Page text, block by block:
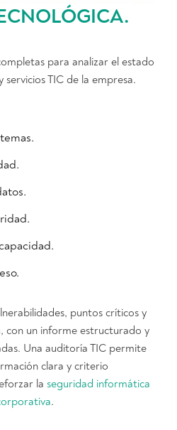
.
para analizar el estado
TIC de la empresa.
puntos críticos y
con un informe estructurado y
Una auditoría TIC permite
clara y criterio
la seguridad informática
.